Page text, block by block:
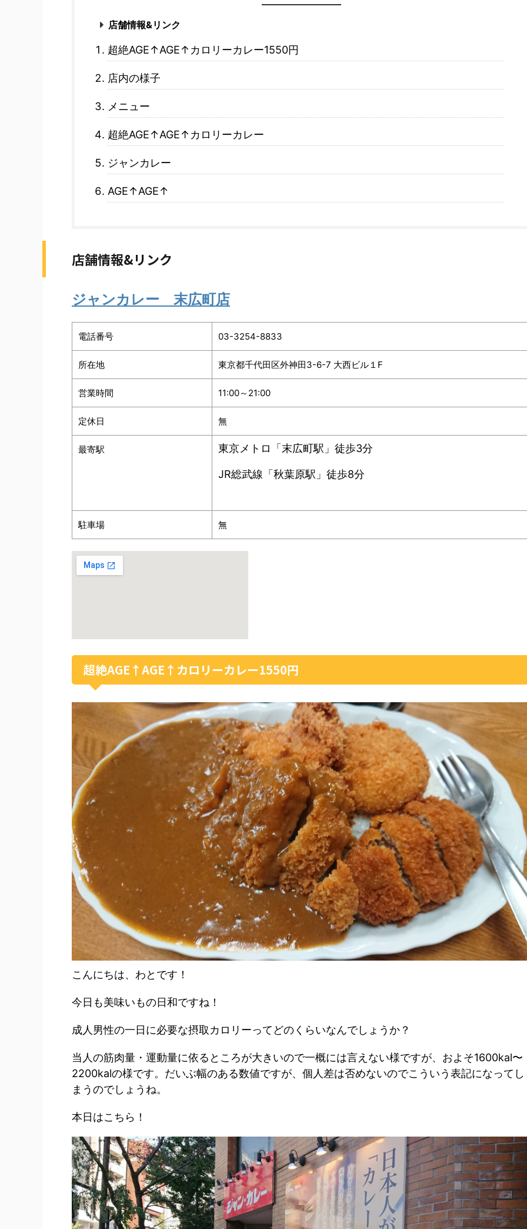
店舗情報&リンク
超絶AGE↑AGE↑カロリーカレー1550円
店内の様子
メニュー
超絶AGE↑AGE↑カロリーカレー
ジャンカレー
AGE↑AGE↑
店舗情報&リンク
ジャンカレー 末広町店
電話番号 03-3254-8833
所在地 東京都千代田区外神田3-6-7 大西ビル１F
営業時間 11:00～21:00
定休日 無
最寄駅 東京メトロ「末広町駅」徒歩3分
JR総武線「秋葉原駅」徒歩8分
駐車場 無
超絶AGE↑AGE↑カロリーカレー1550円
こんにちは、わとです！
今日も美味いもの日和ですね！
成人男性の一日に必要な摂取カロリーってどのくらいなんでしょうか？
当人の筋肉量・運動量に依るところが大きいので一概には言えない様ですが、およそ1600kal〜
2200kalの様です。だいぶ幅のある数値ですが、個人差は否めないのでこういう表記になってし
まうのでしょうね。
本日はこちら！